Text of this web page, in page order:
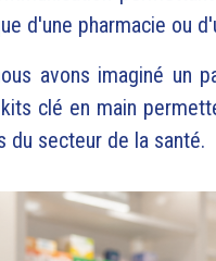
d'une pharmacie ou
avons imaginé un
clé en main
du secteur de la santé.